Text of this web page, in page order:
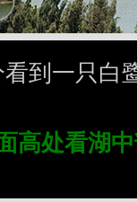
到一只白
高处看湖